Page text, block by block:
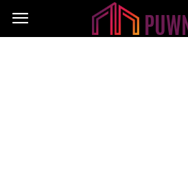
PUWN.pl